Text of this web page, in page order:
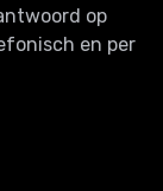
op
en per